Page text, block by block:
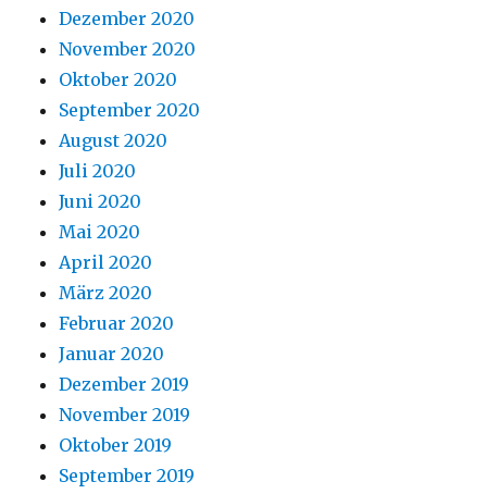
Dezember 2020
November 2020
Oktober 2020
September 2020
August 2020
Juli 2020
Juni 2020
Mai 2020
April 2020
März 2020
Februar 2020
Januar 2020
Dezember 2019
November 2019
Oktober 2019
September 2019